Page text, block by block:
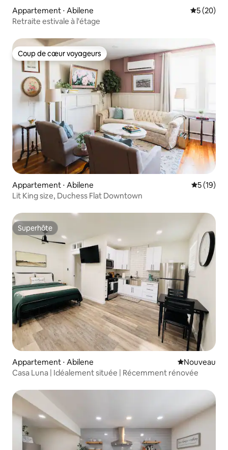
Appartement ⋅ Abilene
5 (20)
Retraite estivale à l'étage
Coup de cœur voyageurs
Coup de cœur voyageurs
Appartement ⋅ Abilene
5 (19)
Lit King size, Duchess Flat Downtown
Superhôte
Superhôte
Appartement ⋅ Abilene Nouvel
Nouveau
Casa Luna | Idéalement située | Récemment rénovée